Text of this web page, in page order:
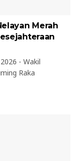
Merah
- Wakil
Raka